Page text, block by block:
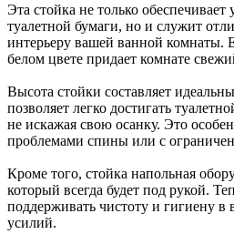
Эта стойка не только
туалетной бумаги, но и служит
интерьеру вашей ванной комнаты.
белом цвете придает комнате
Высота стойки составляет
позволяет легко достигать
не искажая свою осанку. Это
проблемами спины или с
Кроме того, стойка напольная
который всегда будет под рукой.
поддерживать чистоту и гигиену в
усилий.